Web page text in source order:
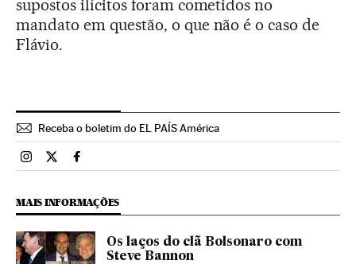
supostos ilícitos foram cometidos no
mandato em questão, o que não é o caso de
Flávio.
Receba o boletim do EL PAÍS América
Brasil El País Brasil en Instagram
Brasil El País Brasil en Twitter
Brasil El País Brasil en Facebook
MAIS INFORMAÇÕES
Os laços do clã Bolsonaro com
Steve Bannon